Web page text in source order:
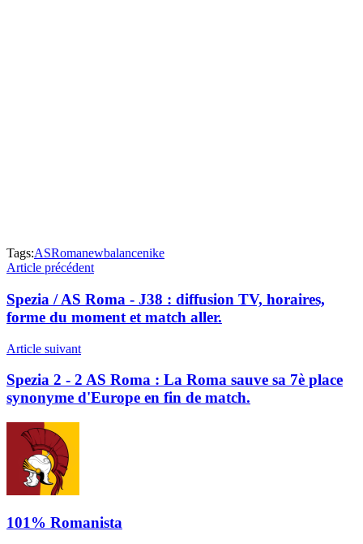
Tags:ASRomanewbalancenike
Article précédent
Spezia / AS Roma - J38 : diffusion TV, horaires,
forme du moment et match aller.
Article suivant
Spezia 2 - 2 AS Roma : La Roma sauve sa 7è place
synonyme d'Europe en fin de match.
101% Romanista